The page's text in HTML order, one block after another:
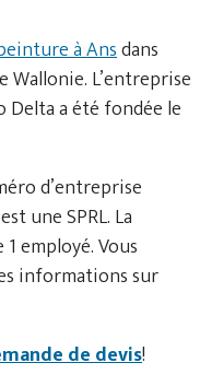
à Ansdans
Wallonie. L’entreprise
Delta a été fondée le
d’entreprise
une SPRL. La
employé. Vous
informations sur
de devis!